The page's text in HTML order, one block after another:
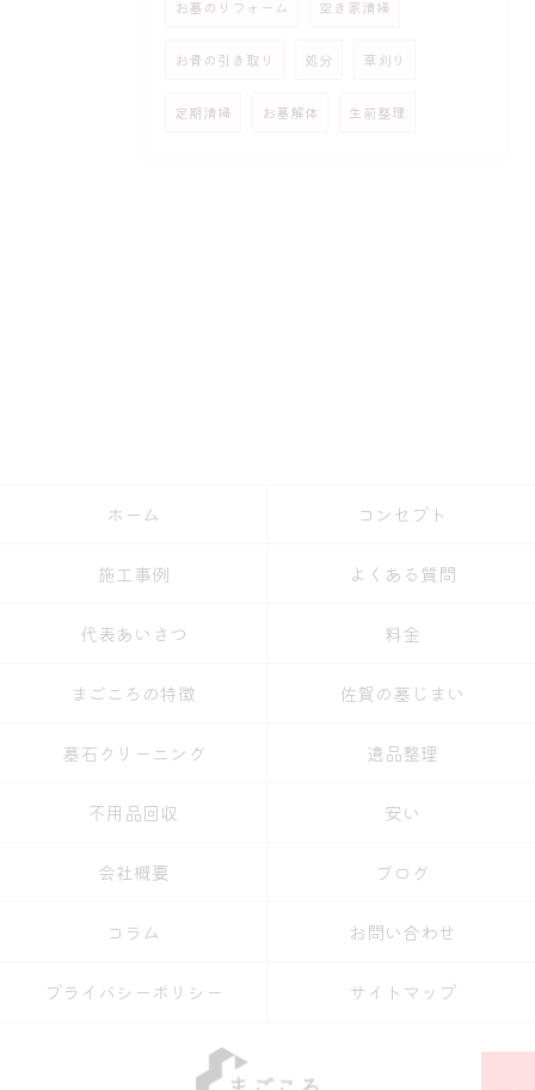
お墓のリフォーム 空き家清掃
お骨の引き取り 処分 草刈り
定期清掃 お墓解体 生前整理
ホーム コンセプト
施工事例 よくある質問
代表あいさつ 料金
まごころの特徴 佐賀の墓じまい
墓石クリーニング 遺品整理
不用品回収 安い
会社概要 ブログ
コラム お問い合わせ
プライバシーポリシー サイトマップ